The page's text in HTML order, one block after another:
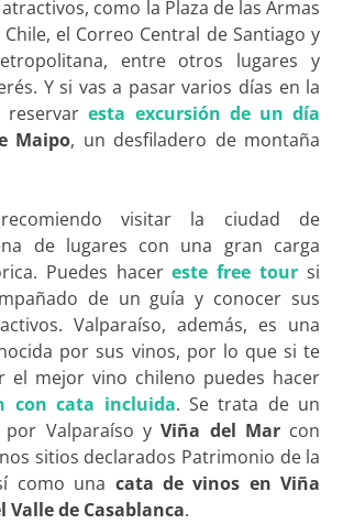
como la Plaza de las Armas
el Correo Central de Santiago y
entre otros lugares y
Y si vas a pasar varios días en la
reservaresta excursión de un día
Maipo, un desfiladero de montaña
visitar la ciudad de
de lugares con una gran carga
Puedes hacereste free tour si
de un guía y conocer sus
Valparaíso, además, es una
por sus vinos, por lo que si te
el mejor vino chileno puedes hacer
con cata incluida. Se trata de un
por Valparaíso yViña del Marcon
sitios declarados Patrimonio de la
como una cata de vinos en Viña
de Casablanca.